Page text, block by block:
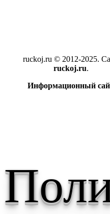
ruckoj.ru © 2012-2025.
ruckoj.ru.
Информационный